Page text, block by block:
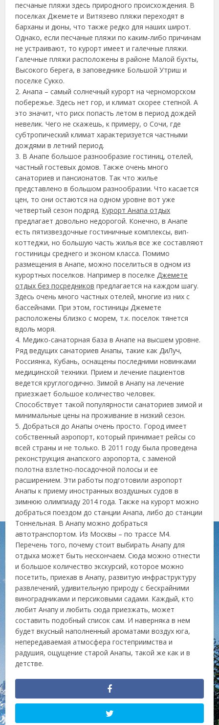
песчаные пляжи здесь природного происхождения. В
поселках Джемете и Витязево пляжи переходят в
барханы и дюны, что также редко для наших широт.
Однако, если песчаные пляжи по каким-либо причинам
не устраивают, то курорт имеет и галечные пляжи.
Галечные пляжи расположены в районе Малой бухты,
Высокого берега, в заповеднике Большой Утриш и
поселке Сукко.
2. Анапа – самый солнечный курорт на черноморском
побережье. Здесь нет гор, и климат скорее степной. А
это значит, что риск попасть летом в период дождей
невелик. Чего не скажешь, к примеру, о Сочи, где
субтропический климат характеризуется частными
дождями в летний период.
3. В Анапе большое разнообразие гостиниц, отелей,
частный гостевых домов. Также очень много
санаториев и пансионатов. Так что жилье
представлено в большом разнообразии. Что касается
цен, то они остаются на одном уровне вот уже
четвертый сезон подряд. Курорт Анапа отдых
предлагает довольно недорогой. Конечно, в Анапе
есть пятизвездочные гостиничные комплексы, вип-
коттеджи, но большую часть жилья все же составляют
гостиницы среднего и эконом класса. Помимо
размещения в Анапе, можно поселиться в одном из
курортных поселков. Например в поселкеДжемете
отдых без посредников предлагается на каждом шагу.
Здесь очень много частных отелей, многие из них с
бассейнами. При этом, гостиницы Джемете
расположены близко с морем, т.к. поселок тянется
вдоль моря.
4. Медико-санаторная база в Анапе на высшем уровне.
Ряд ведущих санаториев Анапы, такие как ДиЛуч,
Россиянка, Кубань, оснащены последними новинками
медицинской техники. Прием и лечение пациентов
ведется круглогодично. Зимой в Анапу на лечение
приезжает большое количество человек.
Способствует такой популярности санаториев зимой и
минимальные цены на проживание в низкий сезон.
5. Добраться до Анапы очень просто. Город имеет
собственный аэропорт, который принимает рейсы со
всей страны и не только. В 2011 году была проведена
реконструкция анапского аэропорта, с заменой
полотна взлетно-посадочной полосы и ее
расширением. Эти работы подготовили аэропорт
Анапы к приему иностранных воздушных судов в
зимнюю олимпиаду 2014 года. Также на курорт можно
добраться поездом до станции Анапа, либо до станции
Тоннельная. В Анапу можно добраться
автотранспортом. Из Москвы – по трассе М4.
Перечень того, почему стоит выбирать Анапу для
отдыха может быть нескончаем. Сюда можно отнести
и большое количество экскурсий, которое можно
посетить, приехав в Анапу, развитую инфраструктуру
развлечений, удивительную природу с бескрайними
виноградниками и персиковыми садами. Каждый, кто
любит Анапу и любить сюда приезжать, может
составить подобный список сам. И наверняка в нем
будет вкусный наполненный ароматами воздух юга,
непередаваемая атмосфера гостеприимства и
радушия, ощущение старой Анапы, такой же как и в
детстве.